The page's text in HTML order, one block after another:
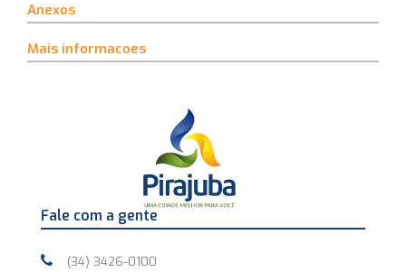
Anexos
Mais informacoes
Fale com a gente
(34) 3426-0100